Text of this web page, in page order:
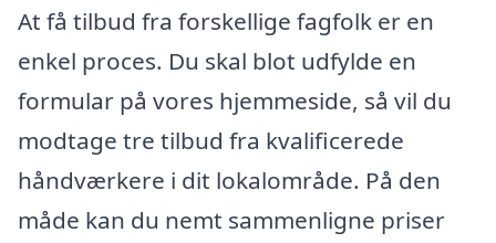
At få tilbud fra forskellige fagfolk er en
enkel proces. Du skal blot udfylde en
formular på vores hjemmeside, så vil du
modtage tre tilbud fra kvalificerede
håndværkere i dit lokalområde. På den
måde kan du nemt sammenligne priser